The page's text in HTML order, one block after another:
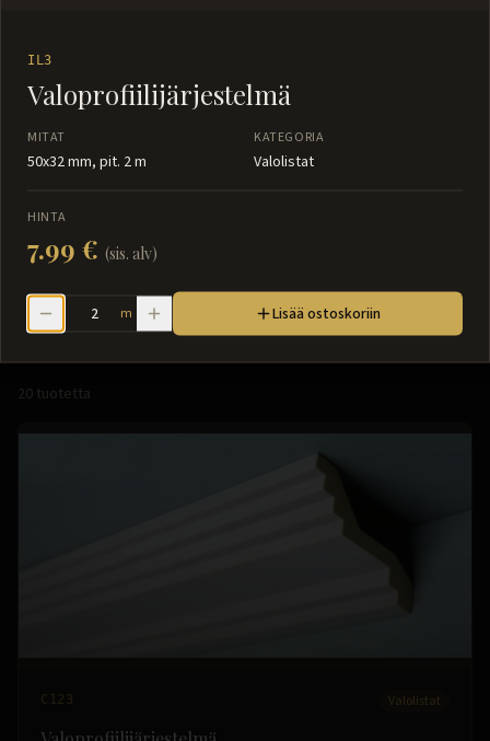
Valolistat
20 tuotetta
C123 Valolistat
IL3
Valoprofiilijärjestelmä
MITAT
50x32 mm, pit. 2 m
KATEGORIA
Valolistat
HINTA
7.99 € (sis. alv)
m Lisää ostoskoriin